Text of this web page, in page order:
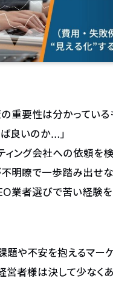
の重要性は分かっている
良いのか…」
ィング会社への依頼を
明瞭で一歩踏み出せ
業者選びで苦い経験
題や不安を抱えるマー
営者様は決して少なく